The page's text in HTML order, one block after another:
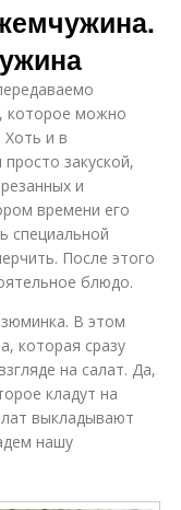
которое можно
Хоть и в
закуской,
и
времени его
специальной
После этого
блюдо.
В этом
которая сразу
на салат. Да,
кладут на
выкладывают
нашу